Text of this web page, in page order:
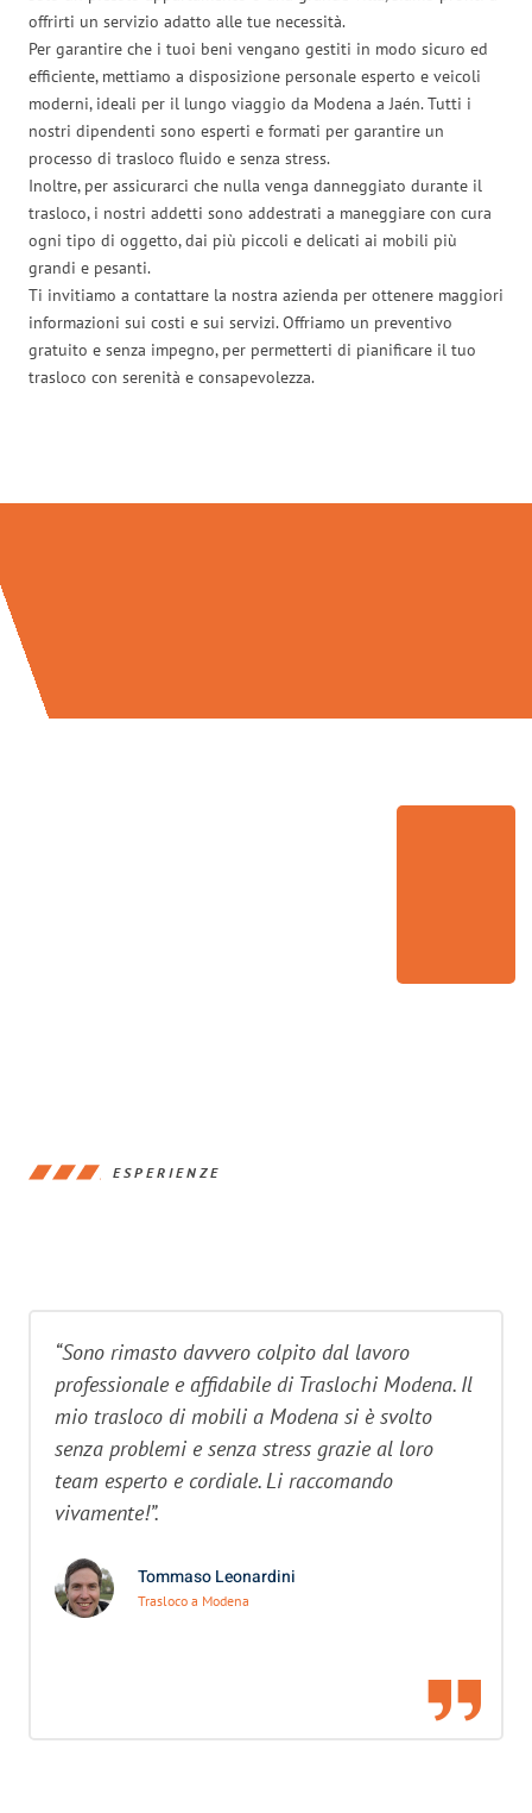
offrirti un servizio adatto alle tue necessità.
Per garantire che i tuoi beni vengano gestiti in modo sicuro ed
efficiente, mettiamo a disposizione personale esperto e veicoli
moderni, ideali per il lungo viaggio da Modena a Jaén. Tutti i
nostri dipendenti sono esperti e formati per garantire un
processo di trasloco fluido e senza stress.
Inoltre, per assicurarci che nulla venga danneggiato durante il
trasloco, i nostri addetti sono addestrati a maneggiare con cura
ogni tipo di oggetto, dai più piccoli e delicati ai mobili più
grandi e pesanti.
Ti invitiamo a contattare la nostra azienda per ottenere maggiori
informazioni sui costi e sui servizi. Offriamo un preventivo
gratuito e senza impegno, per permetterti di pianificare il tuo
trasloco con serenità e consapevolezza.
ESPERIENZE
“Sono rimasto davvero colpito dal lavoro
professionale e affidabile di Traslochi Modena. Il
mio trasloco di mobili a Modena si è svolto
senza problemi e senza stress grazie al loro
team esperto e cordiale. Li raccomando
vivamente!”.
Tommaso Leonardini
Trasloco a Modena